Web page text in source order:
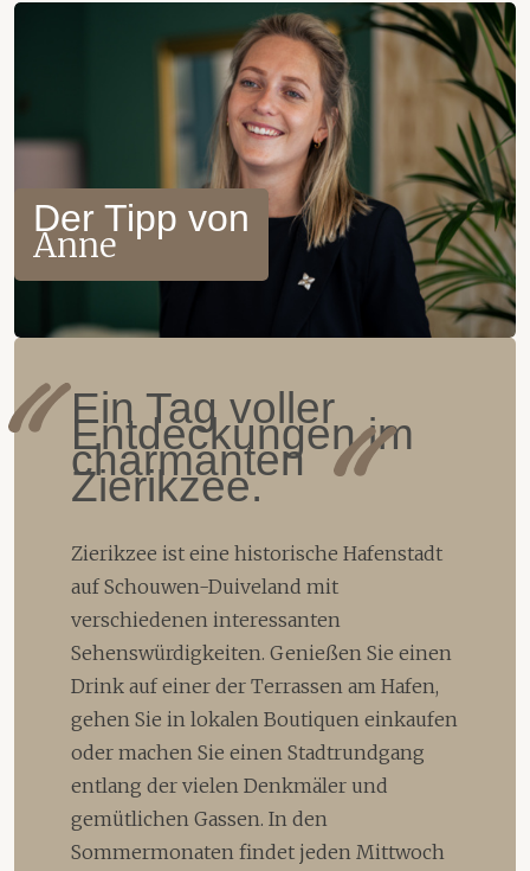
Der Tipp von
Anne
Ein Tag voller
Entdeckungen im
charmanten
Zierikzee.
Zierikzee ist eine historische Hafenstadt
auf Schouwen-Duiveland mit
verschiedenen interessanten
Sehenswürdigkeiten. Genießen Sie einen
Drink auf einer der Terrassen am Hafen,
gehen Sie in lokalen Boutiquen einkaufen
oder machen Sie einen Stadtrundgang
entlang der vielen Denkmäler und
gemütlichen Gassen. In den
Sommermonaten findet jeden Mittwoch